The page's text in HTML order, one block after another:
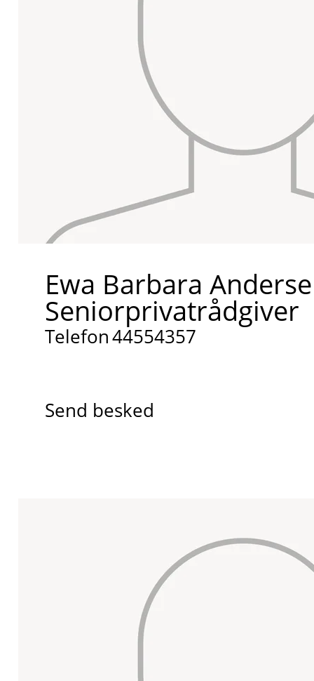
Ewa Barbara
Seniorprivatrådgiver
Telefon44554357
Send besked